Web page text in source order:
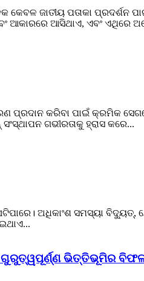
ଜାତୀୟ ପତାକା ପ୍ରଦର୍ଶନ
ଆକାରରେ ଆସିଥାଏ, ଏବଂ ଏଥିରେ
ପ୍ରଦାନ କରିବା ପାଇଁ କ୍ରମିକ
ଗଭୀରତାକୁ ହ୍ରାସ କରେ...
ଅଧିକାଂଶ ସମସ୍ୟା
ଗୁରୁତ୍ୱପୂର୍ଣ୍ଣ ଭିତ୍ତିଭୂମିର